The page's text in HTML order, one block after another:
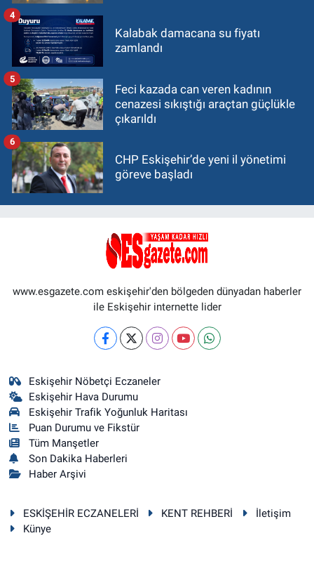
Kalabak damacana su fiyatı
zamlandı
4
Feci kazada can veren kadının
cenazesi sıkıştığı araçtan güçlükle
çıkarıldı
5
CHP Eskişehir’de yeni il yönetimi
göreve başladı
6
www.esgazete.com eskişehir'den bölgeden dünyadan haberler
ile Eskişehir internette lider
Eskişehir Nöbetçi Eczaneler
Eskişehir Hava Durumu
Eskişehir Trafik Yoğunluk Haritası
Puan Durumu ve Fikstür
Tüm Manşetler
Son Dakika Haberleri
Haber Arşivi
ESKİŞEHİR ECZANELERİ KENT REHBERİ
İletişim
Künye